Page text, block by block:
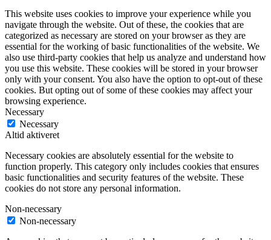
This website uses cookies to improve your experience while you
navigate through the website. Out of these, the cookies that are
categorized as necessary are stored on your browser as they are
essential for the working of basic functionalities of the website. We
also use third-party cookies that help us analyze and understand how
you use this website. These cookies will be stored in your browser
only with your consent. You also have the option to opt-out of these
cookies. But opting out of some of these cookies may affect your
browsing experience.
Necessary
Necessary
Altid aktiveret
Necessary cookies are absolutely essential for the website to
function properly. This category only includes cookies that ensures
basic functionalities and security features of the website. These
cookies do not store any personal information.
Non-necessary
Non-necessary